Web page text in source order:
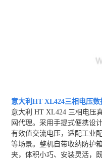
意大利HT XL424三相电压数
意大利 HT XL424 三相电压
网代理。采用手提式便携设
有效值交流电压，适配工业
等场景。整机自带收纳防护
夹，体积小巧、安装灵活，